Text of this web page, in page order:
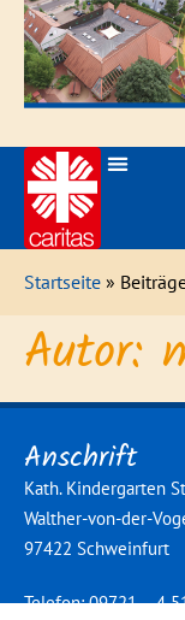
Startseite »
Autor:
Anschrift
Kath. Kindergarten
Walther-von-der-
97422 Schweinfurt
Telefon: 09721 – 4